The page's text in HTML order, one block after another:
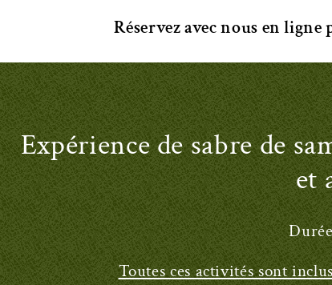
Réservez avec nous en
Expérience de sabre de
et
Toutes ces activités sont